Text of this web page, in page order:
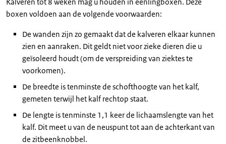
boxen voldoen aan de volgende voorwaarden:
De wanden zijn zo gemaakt dat de kalveren elkaar kunnen
zien en aanraken. Dit geldt niet voor zieke dieren die u
geïsoleerd houdt (om de verspreiding van ziektes te
voorkomen).
De breedte is tenminste de schofthoogte van het kalf,
gemeten terwijl het kalf rechtop staat.
De lengte is tenminste 1,1 keer de lichaamslengte van het
kalf. Dit meet u van de neuspunt tot aan de achterkant van
de zitbeenknobbel.